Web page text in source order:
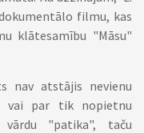
filmu, kas
klātesamību "Māsu"
nav atstājis nevienu
vai par tik nopietnu
"patika", taču